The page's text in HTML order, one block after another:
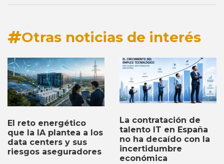
Otras noticias de interés
El reto energético
que la IA plantea a los
data centers y sus
riesgos aseguradores
La contratación de
talento IT en España
no ha decaído con la
incertidumbre
económica